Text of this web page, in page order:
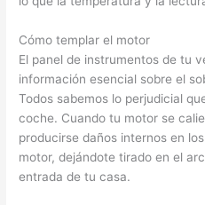
Cómo templar el motor
El panel de instrumentos de tu
información esencial sobre el
Todos sabemos lo perjudicial
coche. Cuando tu motor se
producirse daños internos en
motor, dejándote tirado en el
entrada de tu casa.